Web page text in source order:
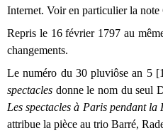
Internet. Voir en particulier la note
Repris le 16 février 1797 au
changements.
Le numéro du 30 pluviôse an 5
spectacles donne le nom du seul
Les spectacles à Paris pendant la
attribue la pièce au trio Barré,